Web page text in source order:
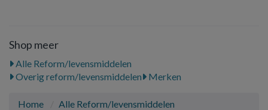
Shop meer
Alle Reform/levensmiddelen
Overig reform/levensmiddelen
Merken
Home
Alle Reform/levensmiddelen